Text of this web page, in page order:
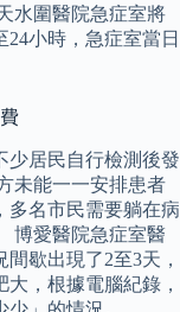
水圍醫院急症室將
小時，急症室當日
少居民自行檢測後發
未能一一安排患者
多名市民需要躺在病
博愛醫院急症室醫
歇出現了2至3天，
，根據電腦紀錄，